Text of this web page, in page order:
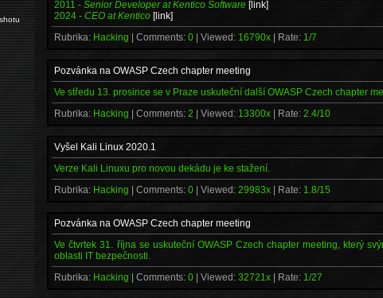
2011 -Senior Developer at Kentico Software [link]
2024 -CEO at Kentico [link]
Rubrika: Hacking | Comments:0 | Viewed: 16790x | Rate: 1/7
Pozvánka na OWASP Czech chapter meeting
Ve středu 13. prosince se v Praze uskuteční další OWASP Czech chapter
Rubrika: Hacking | Comments:2 | Viewed: 13300x | Rate:2.4/10
Vyšel Kali Linux 2020.1
Verze Kali Linuxu pro novou dekádu je ke stažení.
Rubrika: Hacking | Comments:0 | Viewed:29983x | Rate: 1.8/15
Pozvánka na OWASP Czech chapter meeting
Ve čtvrtek 31. října se uskuteční OWASP Czech chapter meeting, který
oblasti IT bezpečnosti.
Rubrika: Hacking | Comments:0 | Viewed:32721x | Rate: 1/27